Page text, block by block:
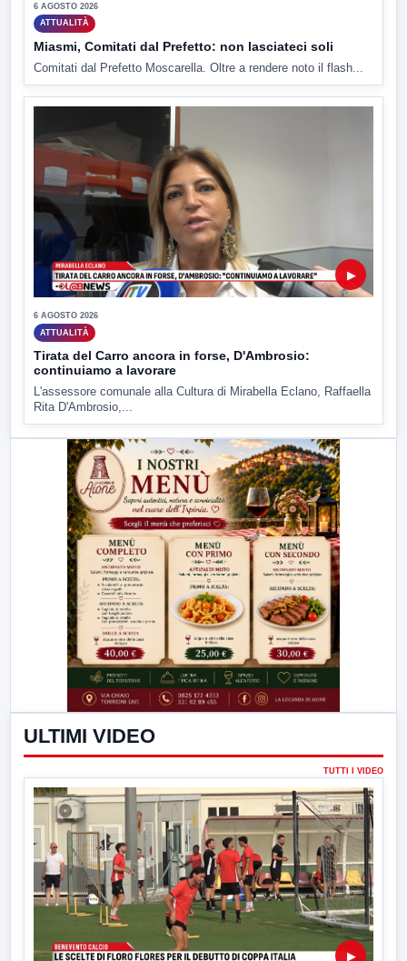
6 AGOSTO 2026
ATTUALITÀ
Miasmi, Comitati dal Prefetto: non lasciateci soli
Comitati dal Prefetto Moscarella. Oltre a rendere noto il flash...
▶
6 AGOSTO 2026
ATTUALITÀ
Tirata del Carro ancora in forse, D'Ambrosio:
continuiamo a lavorare
L'assessore comunale alla Cultura di Mirabella Eclano, Raffaella
Rita D'Ambrosio,...
ULTIMI VIDEO
TUTTI I VIDEO
▶